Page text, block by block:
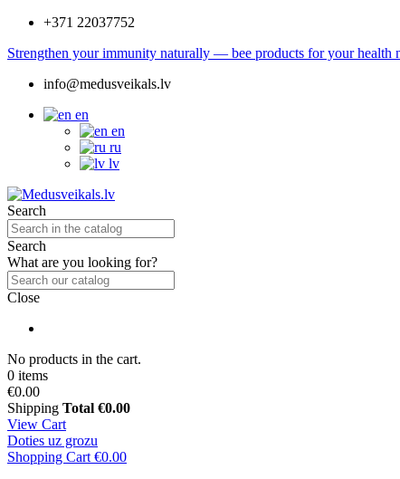
+371 22037752
Strengthen your immunity naturally — bee products for your health
info@medusveikals.lv
en
en
ru
lv
Search
Search
What are you looking for?
Close
No products in the cart.
0 items
€0.00
Shipping Total €0.00
View Cart
Doties uz grozu
Shopping Cart €0.00